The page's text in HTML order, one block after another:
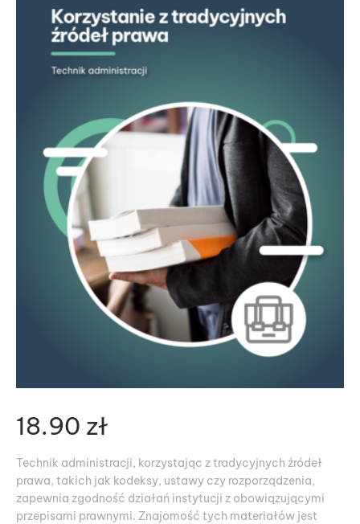
18.90 zł
Technik administracji, korzystając z tradycyjnych źródeł
prawa, takich jak kodeksy, ustawy czy rozporządzenia,
zapewnia zgodność działań instytucji z obowiązującymi
przepisami prawnymi. Znajomość tych materiałów jest